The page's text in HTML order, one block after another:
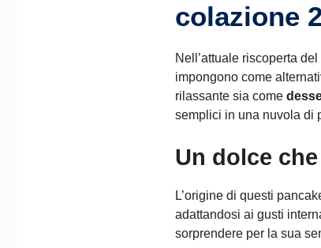
colazione
Nell’attuale riscoperta
impongono come
rilassante sia come
semplici in una nuvola di
Un dolce
L’origine di questi
adattandosi ai gusti
sorprendere per la sua